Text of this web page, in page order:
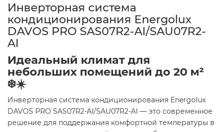
Инверторная система
кондиционирования Energolux
DAVOS PRO SAS07R2-AI/SAU07R2-
AI
Идеальный климат для
небольших помещений до 20 м²
❄️☀️
Инверторная система кондиционирования Energolux
DAVOS PRO SAS07R2-AI/SAU07R2-AI — это современное
решение для поддержания комфортной температуры в